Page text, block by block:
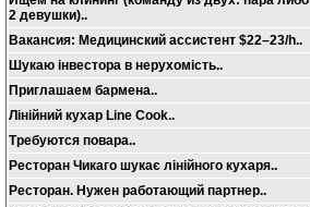
2 девушки)..
Вакансия: Медицинский ассистент $22–23/h..
Шукаю інвестора в нерухомість..
Приглашаем бармена..
Лінійний кухар Line Cook..
Требуются повара..
Ресторан Чикаго шукає лінійного кухаря..
Ресторан. Нужен работающий партнер..